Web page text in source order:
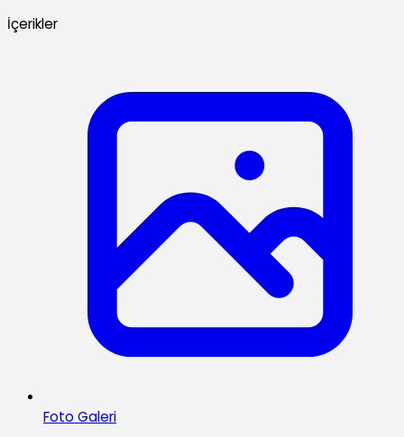
İçerikler
Foto Galeri